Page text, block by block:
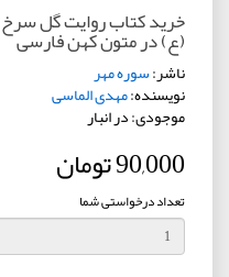
خرید کتاب روایت گل
(ع) در متون کهن فارسی
ناشر:سوره مهر
نویسنده:مهدی الماسی
موجودی: در انبار
90,000 تومان
تعداد درخواستی شما